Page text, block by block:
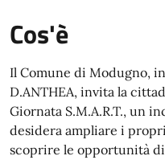
Cos'è
Il Comune di Modugno,
D.ANTHEA, invita la
Giornata S.M.A.R.T., un
desidera ampliare i
scoprire le opportunità